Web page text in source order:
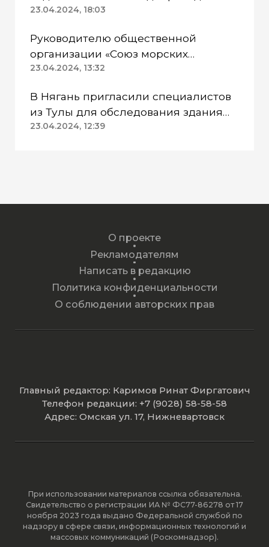
Казанском районе непригодна для
23.04.2024, 18:03
Руководителю общественной
организации «Союз морских
пехотинцев» Югры вынесли
23.04.2024, 13:32
В Нягань пригласили специалистов
из Тулы для обследования здания
ДК «Геолог»
23.04.2024, 12:39
О проекте
Рекламодателям
Написать в редакцию
Политика конфиденциальности
О соблюдении авторских прав
Главный редактор: Каримов Ринат Фиргатович
Телефон редакции: +7 (9028) 58-58-58
Адрес: Омская ул. 17, Нижневартовск
При использовании материалов ссылка обязательна.
Свидетельство о регистрации ИА № ФС77-86278 от 17
ноября 2023 года выдано Федеральной службой по
надзору в сфере связи, информационных технологий и
массовых коммуникаций (Роскомнадзор).